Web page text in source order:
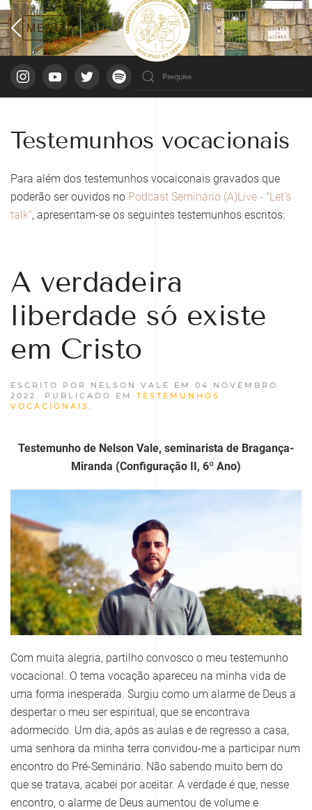
Testemunhos vocacionais
Para além dos testemunhos vocaiconais gravados que
poderão ser ouvidos no Podcast Seminário (A)Live - "Let's
talk", apresentam-se os seguintes testemunhos escritos:
A verdadeira
liberdade só existe
em Cristo
ESCRITO POR NELSON VALE EM 04 NOVEMBRO
2022 . PUBLICADO EM TESTEMUNHOS
VOCACIONAIS .
Testemunho de Nelson Vale, seminarista de Bragança-
Miranda (Configuração II, 6º Ano)
Com muita alegria, partilho convosco o meu testemunho
vocacional. O tema vocação apareceu na minha vida de
uma forma inesperada. Surgiu como um alarme de Deus a
despertar o meu ser espiritual, que se encontrava
adormecido. Um dia, após as aulas e de regresso a casa,
uma senhora da minha terra convidou-me a participar num
encontro do Pré-Seminário. Não sabendo muito bem do
que se tratava, acabei por aceitar. A verdade é que, nesse
encontro, o alarme de Deus aumentou de volume e